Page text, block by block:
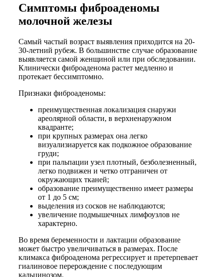
Симптомы фиброаденомы
молочной железы
Самый частый возраст выявления приходится на 20-
30-летний рубеж. В большинстве случае образование
выявляется самой женщиной или при обследовании.
Клинически фиброаденома растет медленно и
протекает бессимптомно.
Признаки фиброаденомы:
преимущественная локализация снаружи
ареолярной области, в верхненаружном
квадранте;
при крупных размерах она легко
визуализиаруется как подкожное образование
груди;
при пальпации узел плотный, безболезненный,
легко подвижен и четко отграничен от
окружающих тканей;
образование преимущественно имеет размеры
от 1 до 5 см;
выделения из сосков не наблюдаются;
увеличение подмышечных лимфоузлов не
характерно.
Во время беременности и лактации образование
может быстро увеличиваться в размерах. После
климакса фиброаденома регрессирует и претерпевает
гиалиновое перерождение с последующим
кальцинозом.